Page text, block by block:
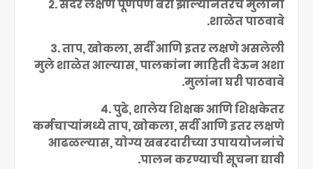
२. सदर लक्षणे पूर्णपणे बरी झाल्यानंतरच मुलांना
शाळेत पाठवावे.
३. ताप, खोकला, सर्दी आणि इतर लक्षणे असलेली
मुले शाळेत आल्यास, पालकांना माहिती देऊन अशा
मुलांना घरी पाठवावे.
४. पुढे, शालेय शिक्षक आणि शिक्षकेतर
कर्मचाऱ्यांमध्ये ताप, खोकला, सर्दी आणि इतर लक्षणे
आढळल्यास, योग्य खबरदारीच्या उपाययोजनांचे
पालन करण्याची सूचना द्यावी.